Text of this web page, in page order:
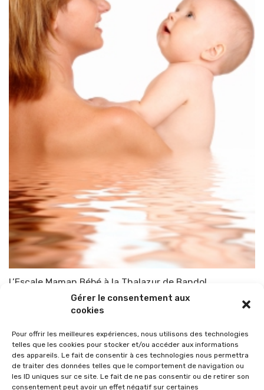
Gérer le consentement aux
cookies
Pour offrir les meilleures expériences, nous utilisons des technologies
telles que les cookies pour stocker et/ou accéder aux informations
des appareils. Le fait de consentir à ces technologies nous permettra
de traiter des données telles que le comportement de navigation ou
les ID uniques sur ce site. Le fait de ne pas consentir ou de retirer son
consentement peut avoir un effet négatif sur certaines
L’Escale Maman Bébé à la Thalazur de Bandol
TOP-PARENTS 3 février 2015